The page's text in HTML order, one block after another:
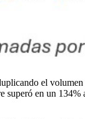
el
en un